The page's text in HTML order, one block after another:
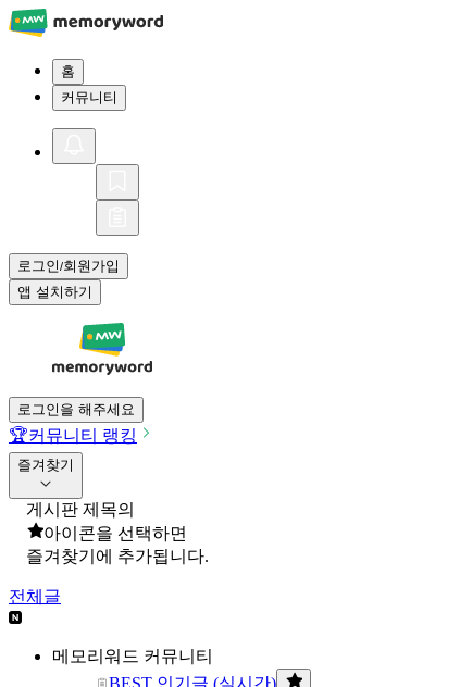
홈
커뮤니티
로그인/회원가입
앱 설치하기
로그인을 해주세요
🏆커뮤니티 랭킹
즐겨찾기
게시판 제목의
아이콘을 선택하면
즐겨찾기에 추가됩니다.
전체글
메모리워드 커뮤니티
BEST 인기글 (실시간)